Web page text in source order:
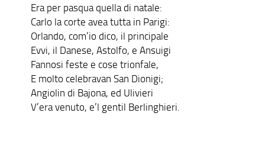
Era per pasqua quella di natale:
Carlo la corte avea tutta in Parigi:
Orlando, com’io dico, il principale
Evvi, il Danese, Astolfo, e Ansuigi
Fannosi feste e cose trionfale,
E molto celebravan San Dionigi;
Angiolin di Bajona, ed Ulivieri
V’era venuto, e’l gentil Berlinghieri.